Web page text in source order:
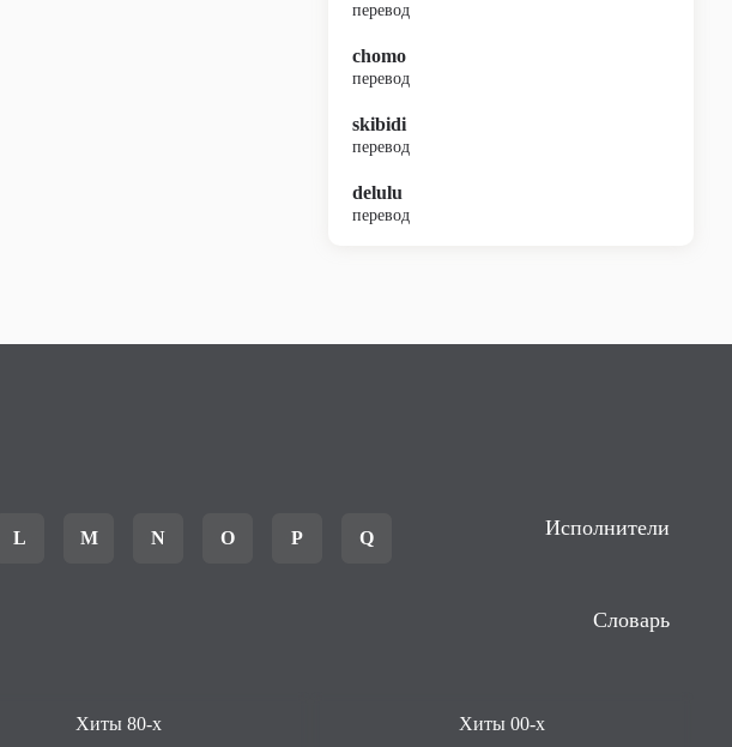
перевод
chomo
перевод
skibidi
перевод
delulu
перевод
L M N O P Q Исполнители
Словарь
Хиты 80-х Хиты 00-х